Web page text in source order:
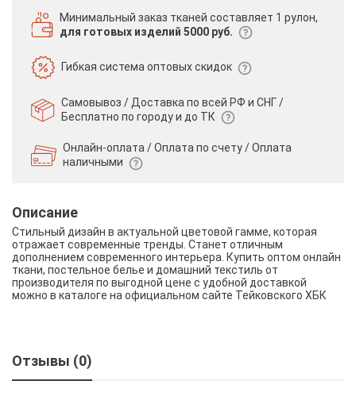
Минимальный заказ тканей составляет 1 рулон,
для готовых изделий 5000 руб.
Гибкая системаоптовых скидок
Самовывоз / Доставка по всей РФ и СНГ /
Бесплатно по городу и до ТК
Онлайн-оплата / Оплата по счету /Оплата
наличными
Описание
Стильный дизайн в актуальной цветовой гамме, которая
отражает современные тренды. Станет отличным
дополнением современного интерьера. Купить оптом онлайн
ткани, постельное белье и домашний текстиль от
производителя по выгодной цене с удобной доставкой
можно в каталоге на официальном сайте Тейковского ХБК
Отзывы (0)